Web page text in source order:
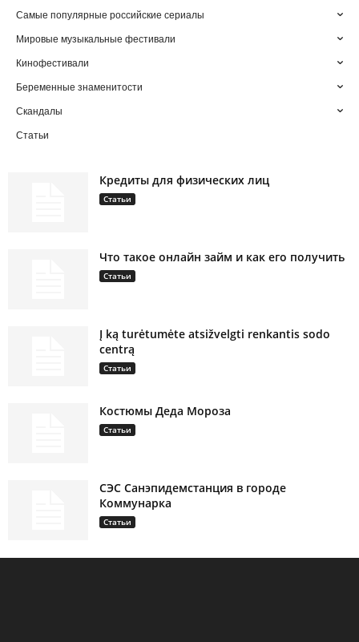
Самые популярные российские сериалы
Мировые музыкальные фестивали
Кинофестивали
Беременные знаменитости
Скандалы
Статьи
Кредиты для физических лиц
Статьи
Что такое онлайн займ и как его получить
Статьи
Į ką turėtumėte atsižvelgti renkantis sodo
centrą
Статьи
Костюмы Деда Мороза
Статьи
СЭС Санэпидемстанция в городе
Коммунарка
Статьи